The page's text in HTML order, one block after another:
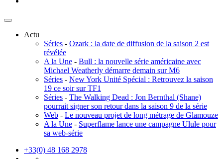
Actu
Séries - Ozark : la date de diffusion de la saison 2 est
révélée
A la Une - Bull : la nouvelle série américaine avec
Michael Weatherly démarre demain sur M6
Séries - New York Unité Spécial : Retrouvez la saison
19 ce soir sur TF1
Séries - The Walking Dead : Jon Bernthal (Shane)
pourrait signer son retour dans la saison 9 de la série
Web - Le nouveau projet de long métrage de Glamouze
A la Une - Superflame lance une campagne Ulule pour
sa web-série
+33(0) 48 168 2978